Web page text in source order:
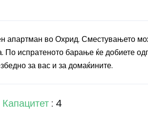
апартман во Охрид. Сместувањето
По испратеното барање ќе добиете
за вас и за домаќините.
: 4